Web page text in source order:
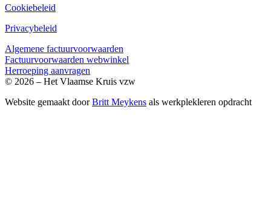
Cookiebeleid
Privacybeleid
Algemene factuurvoorwaarden
Factuurvoorwaarden webwinkel
Herroeping aanvragen
© 2026 – Het Vlaamse Kruis vzw
Website gemaakt doorBritt Meykens als werkplekleren opdracht